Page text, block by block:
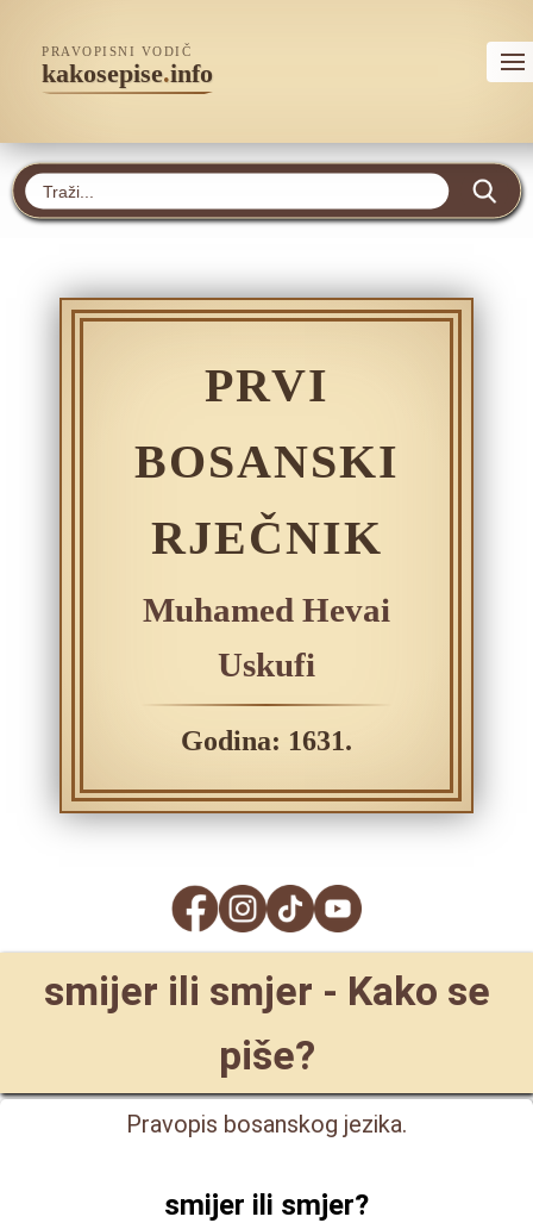
PRAVOPISNI VODIČ
kakosepise.info
PRVI
BOSANSKI
RJEČNIK
Muhamed Hevai
Uskufi
Godina: 1631.
smijer ili smjer - Kako se
piše?
Pravopis bosanskog jezika.
smijer ili smjer?